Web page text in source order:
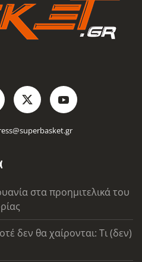
στα προημιτελικά του
δεν θα χαίρονται: Τι (δεν)